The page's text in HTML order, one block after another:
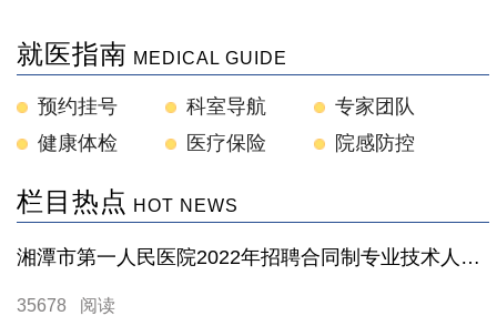
就医指南 MEDICAL GUIDE
预约挂号 科室导航
专家团队
健康体检
医疗保险 院感防控
栏目热点 HOT NEWS
湘潭市第一人民医院2022年招聘合同制专业技术人员工作公告
35678 阅读